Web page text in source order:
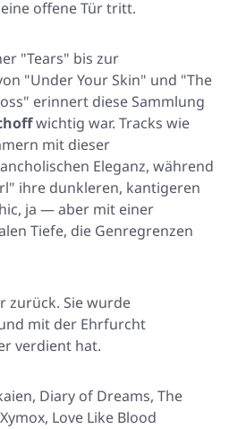
offene Tür tritt.
"Tears" bis zur
"Under Your Skin" und "The
erinnert diese Sammlung
wichtig war. Tracks wie
mit dieser
Eleganz, während
ihre dunkleren, kantigeren
ja — aber mit einer
Tiefe, die Genregrenzen
zurück. Sie wurde
mit der Ehrfurcht
verdient hat.
Diary of Dreams, The
Love Like Blood